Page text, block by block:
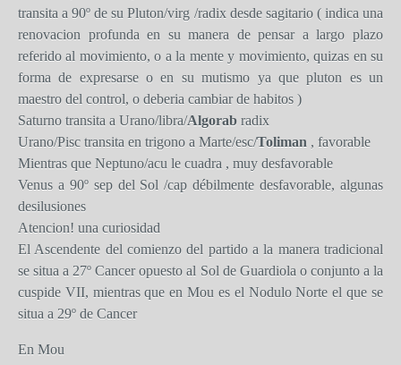
transita a 90º de su Pluton/virg /radix desde sagitario ( indica una
renovacion profunda en su manera de pensar a largo plazo
referido al movimiento, o a la mente y movimiento, quizas en su
forma de expresarse o en su mutismo ya que pluton es un
maestro del control, o deberia cambiar de habitos )
Saturno transita a Urano/libra/Algorab radix
Urano/Pisc transita en trigono a Marte/esc/Toliman , favorable
Mientras que Neptuno/acu le cuadra , muy desfavorable
Venus a 90º sep del Sol /cap débilmente desfavorable, algunas
desilusiones
Atencion! una curiosidad
El Ascendente del comienzo del partido a la manera tradicional
se situa a 27º Cancer opuesto al Sol de Guardiola o conjunto a la
cuspide VII, mientras que en Mou es el Nodulo Norte el que se
situa a 29º de Cancer
En Mou